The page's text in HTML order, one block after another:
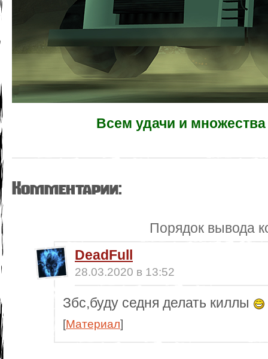
Всем удачи и
Комментарии:
Порядок вывода
DeadFull
28.03.2020 в 13:52
Збс,буду седня делать киллы
[Материал]